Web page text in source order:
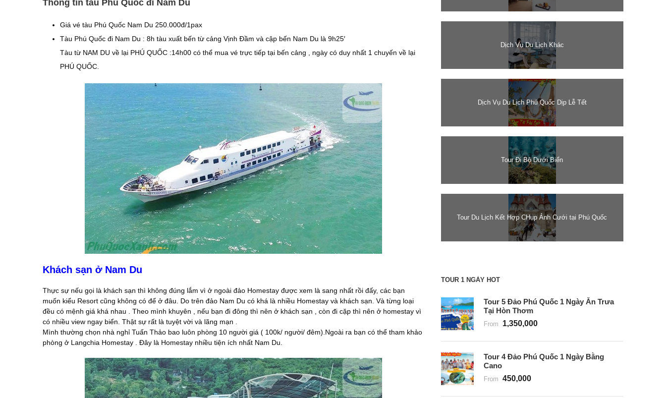
Thông tin tàu Phú Quốc đi Nam Du
Giá vé tàu Phú Quốc Nam Du 250.000đ/1pax
Tàu Phú Quốc đi Nam Du : 8h tàu xuất bến từ cảng Vịnh Đầm và cập bến Nam Du là 9h25′
Tàu từ NAM DU về lại PHÚ QUỐC :14h00 có thể mua vé trực tiếp tại bến cảng , ngày có duy nhất 1 chuyến về lại
PHÚ QUỐC.
Khách sạn ở Nam Du
Thực sự nếu gọi là khách sạn thì không đúng lắm vì ở ngoài đảo Homestay được xem là sang nhất rồi đấy, các bạn
muốn kiểu Resort cũng không có để ở đâu. Do trên đảo Nam Du có khá là nhiều Homestay và khách sạn. Và từng loại
đều có mệnh giá khá nhau . Theo mình khuyên , nếu bạn đi đông thì nên ở khách sạn , còn đi cặp thì nên ở homestay vì
có nhiều view ngay biển. Thật sự rất là tuyệt vời và lãng mạn .
Mình thường chọn nhà nghỉ Tuấn Thảo bao luôn phòng 10 người giá ( 100k/ người/ đêm).Ngoài ra bạn có thể tham khảo
phòng ở Langchia Homestay . Đây là Homestay nhiều tiện ích nhất Nam Du.
Dịch Vụ Du Lịch Khác
Dịch Vụ Du Lịch Phú Quốc Dịp Lễ Tết
Tour Đi Bộ Dưới Biển
Tour Du Lịch Kết Hợp CHụp Ảnh Cưới tại Phú Quốc
TOUR 1 NGÀY HOT
Tour 5 Đảo Phú Quốc 1 Ngày Ăn Trưa
Tại Hòn Thơm
From 1,350,000
Tour 4 Đảo Phú Quốc 1 Ngày Bằng
Cano
From 450,000